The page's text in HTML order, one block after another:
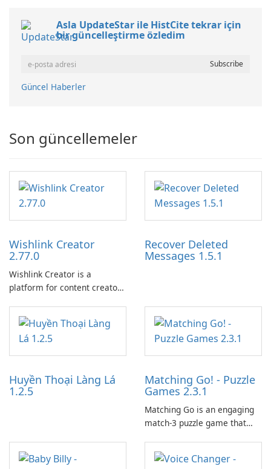
Asla UpdateStar ile HistCite tekrar için
bir güncelleştirme özledim
Güncel Haberler
Son güncellemeler
Wishlink Creator
2.77.0
Wishlink Creator is a
platform for content creators
work through built-in brand
partnerships and integrated
tools for content distribution
and audience engagement.
Recover Deleted
Messages 1.5.1
Huyền Thoại Làng Lá
1.2.5
Matching Go! - Puzzle
Games 2.3.1
Matching Go is an engaging
match-3 puzzle game that
and her charming corgi,
Ollie, on an adventurous